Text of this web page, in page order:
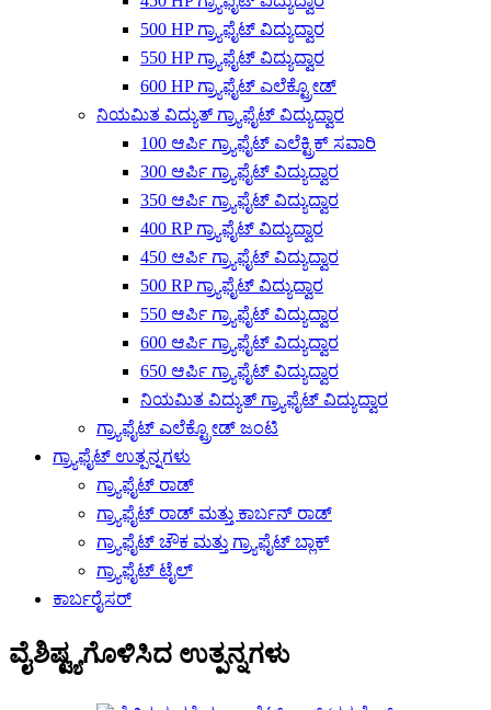
500 HP ಗ್ರ್ಯಾಫೈಟ್ ವಿದ್ಯುದ್ವಾರ
550 HP ಗ್ರ್ಯಾಫೈಟ್ ವಿದ್ಯುದ್ವಾರ
600 HP ಗ್ರ್ಯಾಫೈಟ್ ಎಲೆಕ್ಟ್ರೋಡ್
ನಿಯಮಿತ ವಿದ್ಯುತ್ ಗ್ರ್ಯಾಫೈಟ್ ವಿದ್ಯುದ್ವಾರ
100 ಆರ್ಪಿ ಗ್ರ್ಯಾಫೈಟ್ ಎಲೆಕ್ಟ್ರಿಕ್ ಸವಾರಿ
300 ಆರ್ಪಿ ಗ್ರ್ಯಾಫೈಟ್ ವಿದ್ಯುದ್ವಾರ
350 ಆರ್ಪಿ ಗ್ರ್ಯಾಫೈಟ್ ವಿದ್ಯುದ್ವಾರ
400 RP ಗ್ರ್ಯಾಫೈಟ್ ವಿದ್ಯುದ್ವಾರ
450 ಆರ್ಪಿ ಗ್ರ್ಯಾಫೈಟ್ ವಿದ್ಯುದ್ವಾರ
500 RP ಗ್ರ್ಯಾಫೈಟ್ ವಿದ್ಯುದ್ವಾರ
550 ಆರ್ಪಿ ಗ್ರ್ಯಾಫೈಟ್ ವಿದ್ಯುದ್ವಾರ
600 ಆರ್ಪಿ ಗ್ರ್ಯಾಫೈಟ್ ವಿದ್ಯುದ್ವಾರ
650 ಆರ್ಪಿ ಗ್ರ್ಯಾಫೈಟ್ ವಿದ್ಯುದ್ವಾರ
ನಿಯಮಿತ ವಿದ್ಯುತ್ ಗ್ರ್ಯಾಫೈಟ್ ವಿದ್ಯುದ್ವಾರ
ಗ್ರ್ಯಾಫೈಟ್ ಎಲೆಕ್ಟ್ರೋಡ್ ಜಂಟಿ
ಗ್ರ್ಯಾಫೈಟ್ ಉತ್ಪನ್ನಗಳು
ಗ್ರ್ಯಾಫೈಟ್ ರಾಡ್
ಗ್ರ್ಯಾಫೈಟ್ ರಾಡ್ ಮತ್ತು ಕಾರ್ಬನ್ ರಾಡ್
ಗ್ರ್ಯಾಫೈಟ್ ಚೌಕ ಮತ್ತು ಗ್ರ್ಯಾಫೈಟ್ ಬ್ಲಾಕ್
ಗ್ರ್ಯಾಫೈಟ್ ಟೈಲ್
ಕಾರ್ಬರೈಸರ್
ವೈಶಿಷ್ಟ್ಯಗೊಳಿಸಿದ ಉತ್ಪನ್ನಗಳು